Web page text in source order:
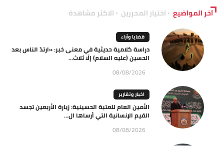
آخر المواضيع اختيار المحررين الاكثر مشاهدة
قضايا وآراء
دراسة كلامية حديثية في معنى خبر: «ارتدّ الناس بعد
الحسين (عليه السلام) إلّا ثلاث...
08/08/2026
اخبار وتقارير
الأمين العام للعتبة الحسينية: زيارة الأربعين تجسد
القيم الإنسانية التي أرساها ال...
08/08/2026